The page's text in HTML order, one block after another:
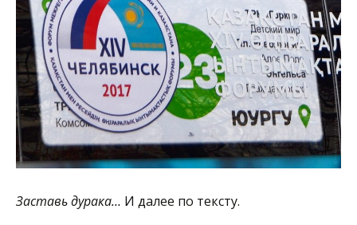
Заставь дурака… И далее по тексту.